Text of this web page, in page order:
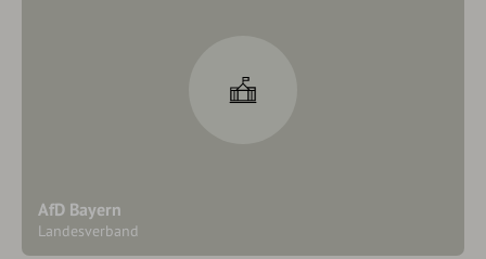
AfD Bayern
Landesverband